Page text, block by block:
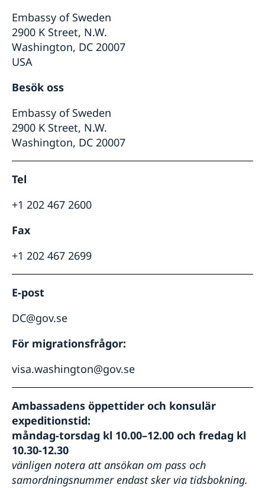
Embassy of Sweden
2900 K Street, N.W.
Washington, DC 20007
USA
Besök oss
Embassy of Sweden
2900 K Street, N.W.
Washington, DC 20007
Tel
+1 202 467 2600
Fax
+1 202 467 2699
E-post
DC@gov.se
För migrationsfrågor:
visa.washington@gov.se
Ambassadens öppettider och konsulär
expeditionstid:
måndag-torsdag kl 10.00–12.00 och fredag kl
10.30-12.30
vänligen notera att ansökan om pass och
samordningsnummer endast sker via tidsbokning.